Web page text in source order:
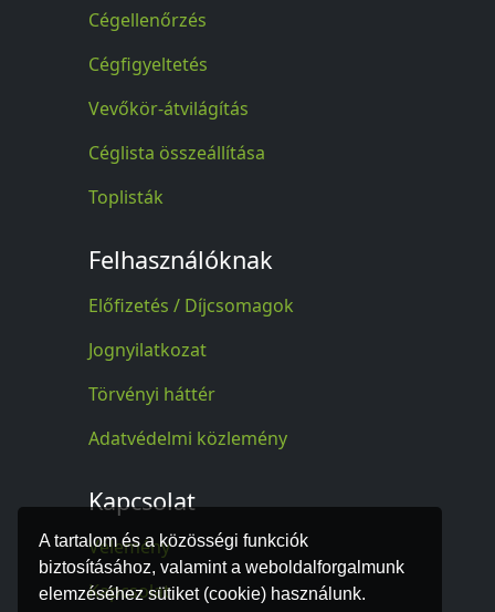
A tartalom és a közösségi funkciók
biztosításához, valamint a weboldalforgalmunk
elemzéséhez sütiket (cookie) használunk.
Cégellenőrzés
Cégfigyeltetés
Vevőkör-átvilágítás
Céglista összeállítása
Toplisták
Felhasználóknak
Előfizetés / Díjcsomagok
Jognyilatkozat
Törvényi háttér
Adatvédelmi közlemény
Kapcsolat
Vélemény
Kapcsolat